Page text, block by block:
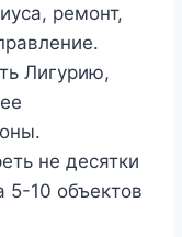
ремонт,
Лигурию,
не десятки
5-10 объектов